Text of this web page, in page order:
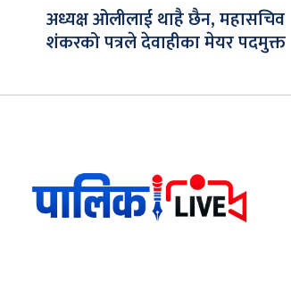
अध्यक्ष ओलीलाई थाहै छैन, महासचिव
शंकरको पत्रले देवाहीका मेयर पदमुक्त